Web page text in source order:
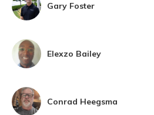
Gary Foster
Elexzo Bailey
Conrad Heegsma